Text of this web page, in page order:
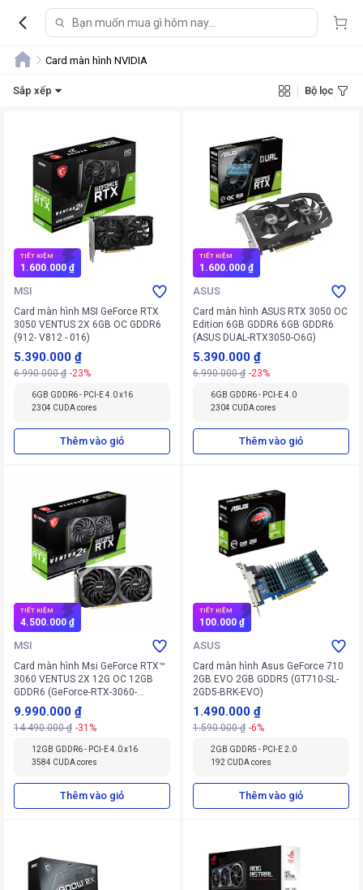
Card màn hình NVIDIA
Sắp xếp Bộ lọc
TIẾT KIỆM
1.600.000 ₫
MSI
Card màn hình MSI GeForce RTX
3050 VENTUS 2X 6GB OC GDDR6
(912- V812 - 016)
5.390.000 ₫
6.990.000 ₫ -23%
6GB GDDR6 - PCI-E 4.0 x16
2304 CUDA cores
Thêm vào giỏ
TIẾT KIỆM
1.600.000 ₫
ASUS
Card màn hình ASUS RTX 3050 OC
Edition 6GB GDDR6 6GB GDDR6
(ASUS DUAL-RTX3050-O6G)
5.390.000 ₫
6.990.000 ₫ -23%
6GB GDDR6 - PCI-E 4.0
2304 CUDA cores
Thêm vào giỏ
TIẾT KIỆM
4.500.000 ₫
MSI
Card màn hình Msi GeForce RTX™
3060 VENTUS 2X 12G OC 12GB
GDDR6 (GeForce-RTX-3060-
VENTUS-2X-12G-OC)
9.990.000 ₫
14.490.000 ₫ -31%
12GB GDDR6 - PCI-E 4.0 x16
3584 CUDA cores
Thêm vào giỏ
TIẾT KIỆM
100.000 ₫
ASUS
Card màn hình Asus GeForce 710
2GB EVO 2GB GDDR5 (GT710-SL-
2GD5-BRK-EVO)
1.490.000 ₫
1.590.000 ₫ -6%
2GB GDDR5 - PCI-E 2.0
192 CUDA cores
Thêm vào giỏ